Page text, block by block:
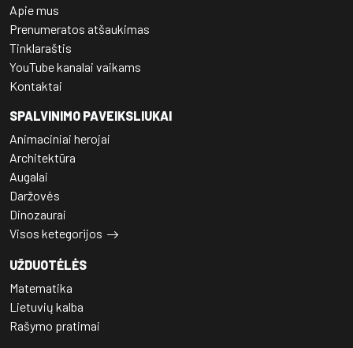
Apie mus
Prenumeratos atšaukimas
Tinklaraštis
YouTube kanalai vaikams
Kontaktai
SPALVINIMO PAVEIKSLIUKAI
Animaciniai herojai
Architektūra
Augalai
Daržovės
Dinozaurai
Visos ketegorijos
UŽDUOTĖLĖS
Matematika
Lietuvių kalba
Rašymo pratimai